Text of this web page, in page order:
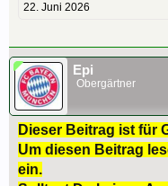
22. Juni 2026
Epi
Obergärtner
Dieser Beitrag ist für
Um diesen Beitrag
ein.